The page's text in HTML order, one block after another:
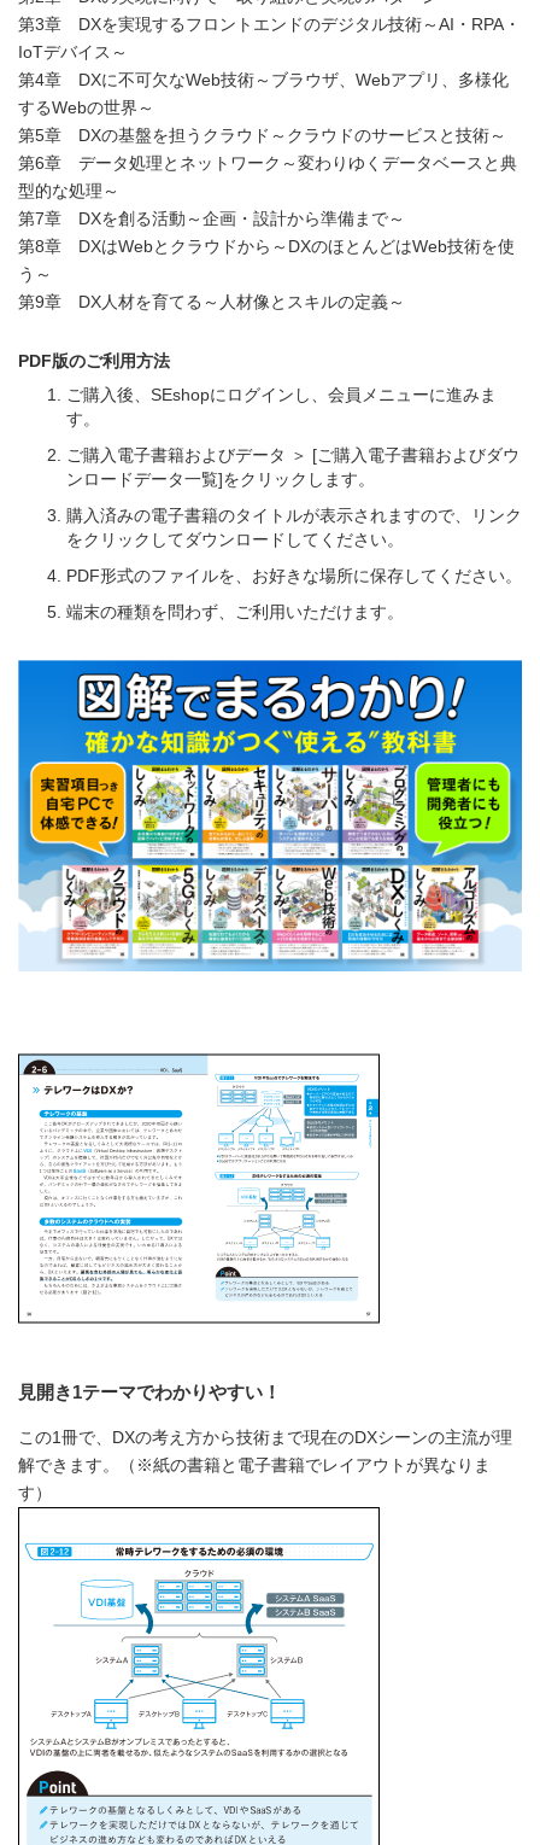
第3章 DXを実現するフロントエンドのデジタル技術～AI・RPA・
IoTデバイス～
第4章 DXに不可欠なWeb技術～ブラウザ、Webアプリ、多様化
するWebの世界～
第5章 DXの基盤を担うクラウド～クラウドのサービスと技術～
第6章 データ処理とネットワーク～変わりゆくデータベースと典
型的な処理～
第7章 DXを創る活動～企画・設計から準備まで～
第8章 DXはWebとクラウドから～DXのほとんどはWeb技術を使
う～
第9章 DX人材を育てる～人材像とスキルの定義～
PDF版のご利用方法
ご購入後、SEshopにログインし、会員メニューに進みま
す。
ご購入電子書籍およびデータ ＞ [ご購入電子書籍およびダウ
ンロードデータ一覧]をクリックします。
購入済みの電子書籍のタイトルが表示されますので、リンク
をクリックしてダウンロードしてください。
PDF形式のファイルを、お好きな場所に保存してください。
端末の種類を問わず、ご利用いただけます。
見開き1テーマでわかりやすい！
この1冊で、DXの考え方から技術まで現在のDXシーンの主流が理
解できます。（※紙の書籍と電子書籍でレイアウトが異なりま
す）